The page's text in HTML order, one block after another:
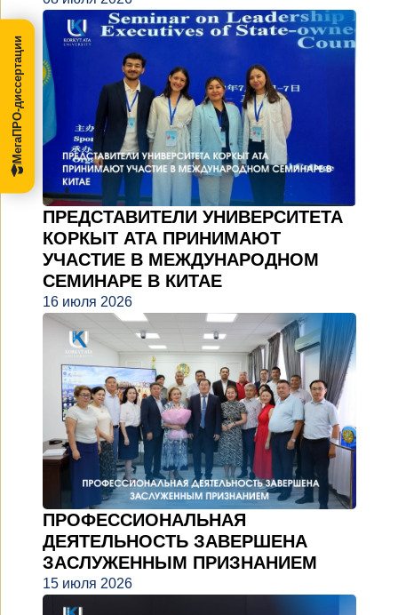
ПРЕДСТАВИТЕЛИ УНИВЕРСИТЕТА
КОРКЫТ АТА ПРИНИМАЮТ
УЧАСТИЕ В МЕЖДУНАРОДНОМ
СЕМИНАРЕ В КИТАЕ
16 июля 2026
ПРОФЕССИОНАЛЬНАЯ
ДЕЯТЕЛЬНОСТЬ ЗАВЕРШЕНА
ЗАСЛУЖЕННЫМ ПРИЗНАНИЕМ
15 июля 2026
МегаПРО-диссертации